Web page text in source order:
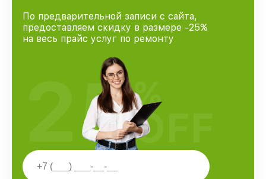
По предварительной записи с сайта,
предоставляем скидку в размере -25%
на весь прайс услуг по ремонту
25%
OFF